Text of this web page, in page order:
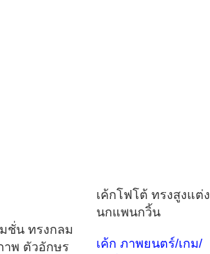
ชั่น ทรงกลม
าพ ตัวอักษร
เค้กโฟโต้ ทรงสูงแต่ง
นกแพนกวิ้น
เค้ก ภาพยนตร์/เกม/